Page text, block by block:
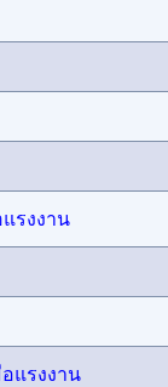
รงงาน
แรงงาน